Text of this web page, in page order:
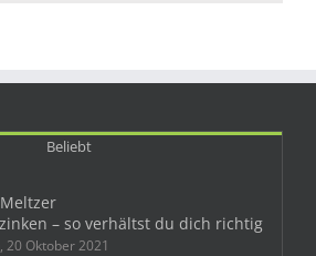
Beliebt
– so verhältst du dich richtig
20 Oktober 2021